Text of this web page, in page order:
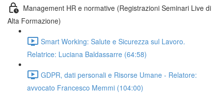
Management HR e normative (Registrazioni Seminari Live di
Alta Formazione)
Smart Working: Salute e Sicurezza sul Lavoro.
Relatrice: Luciana Baldassarre (64:58)
GDPR, dati personali e Risorse Umane - Relatore:
avvocato Francesco Memmi (104:00)